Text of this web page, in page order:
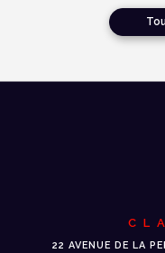
22 AVENUE DE LA